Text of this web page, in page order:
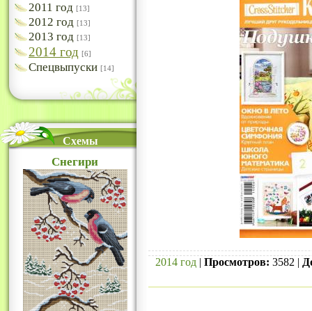
2011 год [13]
2012 год [13]
2013 год [13]
2014 год [6]
Спецвыпуски [14]
Схемы
Снегири
2014 год | Просмотров: 3582 |